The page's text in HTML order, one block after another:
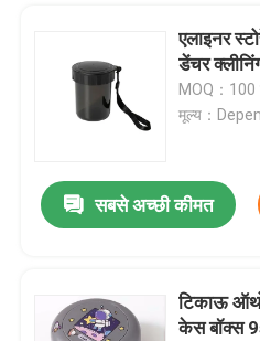
हमारे बारे में
गुणवत्ता नियंत्रण
संपर्क करें
एलाइनर
डेंचर
MOQ：100
मूल्य：
सबसे अच्छी कीमत
टिकाऊ
केस बॉक्स